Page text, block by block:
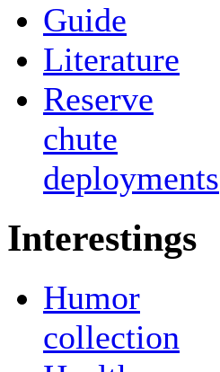
Guide
Literature
Reserve
chute
deployments
Interestings
Humor
collection